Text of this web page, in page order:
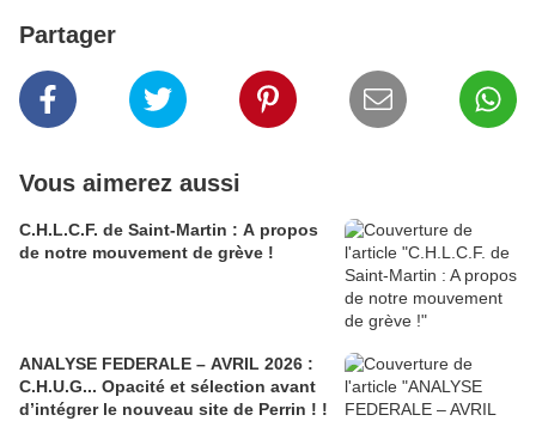
Partager
Vous aimerez aussi
C.H.L.C.F. de Saint-Martin : A propos
de notre mouvement de grève !
ANALYSE FEDERALE – AVRIL 2026 :
C.H.U.G... Opacité et sélection avant
d’intégrer le nouveau site de Perrin ! !